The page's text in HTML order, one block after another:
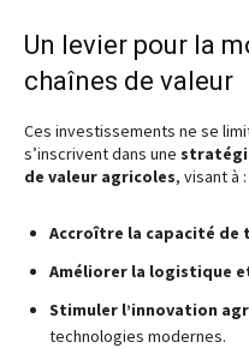
Un levier pour la
chaînes de valeur
Ces investissements ne se
s’inscrivent dans une
de valeur agricoles, visant à :
Accroître la capacité
Améliorer la logistique et
Stimuler l’innovation
technologies modernes.